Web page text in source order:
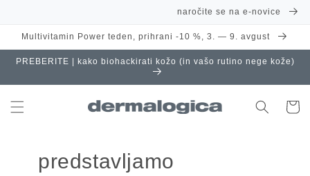
naročite se na e-novice
Multivitamin Power teden, prihrani -10 %, 3. — 9. avgust
PREBERITE | kako biohackirati kožo (in vašo rutino nege kože)
predstavljamo